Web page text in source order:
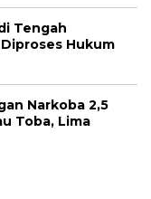
Tengah
Hukum
Narkoba 2,5
Toba, Lima